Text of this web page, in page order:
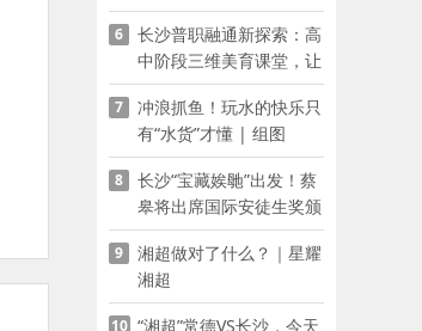
溺水课堂搬到乡村青少年
家门口
6
长沙普职融通新探索：高
中阶段三维美育课堂，让
少年向美而生
7
冲浪抓鱼！玩水的快乐只
有“水货”才懂 | 组图
8
长沙“宝藏娭毑”出发！蔡
皋将出席国际安徒生奖颁
奖典礼并领奖
9
湘超做对了什么？｜星耀
湘超
10 “湘超”常德VS长沙，今天